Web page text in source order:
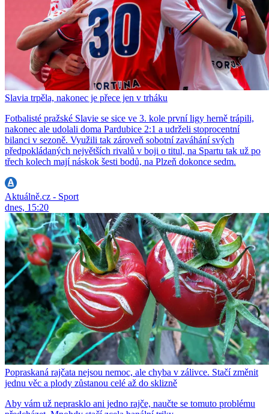
Slavia trpěla, nakonec je přece jen v trháku
Fotbalisté pražské Slavie se sice ve 3. kole první ligy herně trápili,
nakonec ale udolali doma Pardubice 2:1 a udrželi stoprocentní
bilanci v sezoně. Využili tak zároveň sobotní zaváhání svých
předpokládaných největších rivalů v boji o titul, na Spartu tak už po
třech kolech mají náskok šesti bodů, na Plzeň dokonce sedm.
Aktuálně.cz - Sport
dnes, 15:20
Popraskaná rajčata nejsou nemoc, ale chyba v zálivce. Stačí změnit
jednu věc a plody zůstanou celé až do sklizně
Aby vám už neprasklo ani jedno rajče, naučte se tomuto problému